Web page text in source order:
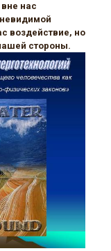
нас
воздействие, но
стороны.